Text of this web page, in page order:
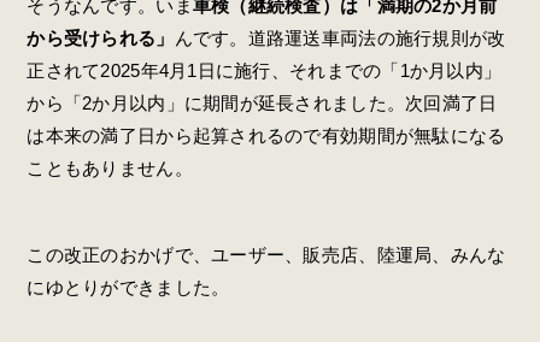
そうなんです。いま車検（継続検査）は「満期の2か月前
から受けられる」
んです。 道路運送車両法の施行規則が改
正されて2025年4月1日に施行、それまでの「1か月以内」
から「2か月以内」に期間が延長されました。次回満了日
は本来の満了日から起算されるので有効期間が無駄になる
こともありません。
この改正のおかげで、ユーザー、販売店、陸運局、みんな
にゆとりができました。